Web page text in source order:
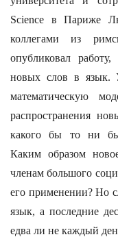
Science в Париже
коллегами из
опубликовал
новых слов в язык.
математическую
распространения
какого бы то ни
Каким образом
членам большого
его применении? Но
язык, а последние
едва ли не каждый